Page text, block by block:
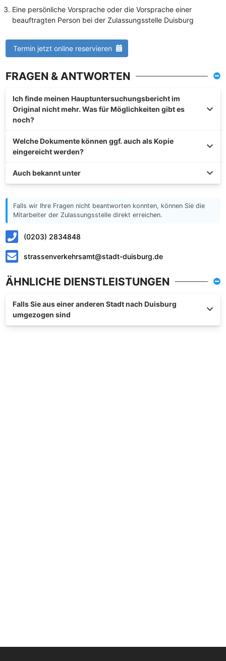
Eine persönliche Vorsprache oder die Vorsprache einer
beauftragten Person bei der Zulassungsstelle Duisburg
Termin jetzt online reservieren
FRAGEN & ANTWORTEN
Ich finde meinen Hauptuntersuchungsbericht im
Original nicht mehr. Was für Möglichkeiten gibt es
noch?
Welche Dokumente können ggf. auch als Kopie
eingereicht werden?
Auch bekannt unter
Falls wir Ihre Fragen nicht beantworten konnten, können Sie die
Mitarbeiter der Zulassungsstelle direkt erreichen.
(0203) 2834848
strassenverkehrsamt@stadt-duisburg.de
ÄHNLICHE DIENSTLEISTUNGEN
Falls Sie aus einer anderen Stadt nach Duisburg
umgezogen sind